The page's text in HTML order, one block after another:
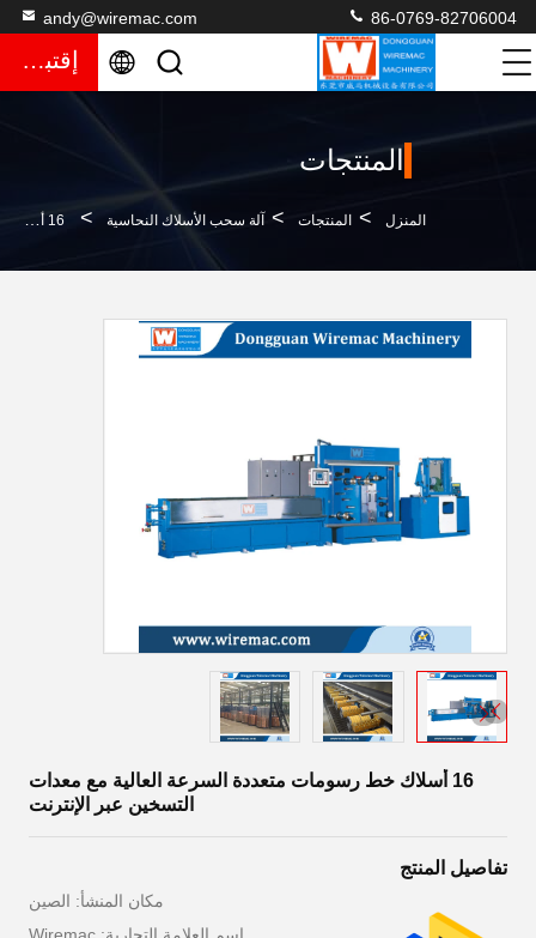
andy@wiremac.com 86-0769-82706004
إقتباس
المنتجات
المنزل > المنتجات > آلة سحب الأسلاك النحاسية > 16 أسلاك خط رسومات متعددة السرعة العالية مع معدات التسخين عبر الإنترنت
16 أسلاك خط رسومات متعددة السرعة العالية مع معدات
التسخين عبر الإنترنت
تفاصيل المنتج
مكان المنشأ: الصين